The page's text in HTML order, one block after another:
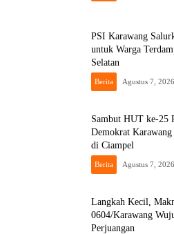
PSI Karawang
untuk Warga
Selatan
Berita Agustus 7, 2026
Sambut HUT ke-25
Demokrat
di Ciampel
Berita Agustus 7, 2026
Langkah Kecil,
0604/Karawang
Perjuangan